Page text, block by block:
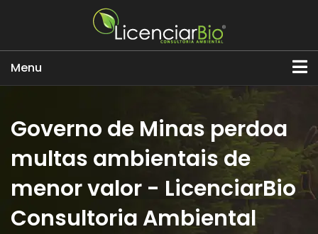
Menu
Governo de Minas perdoa
multas ambientais de
menor valor - LicenciarBio
Consultoria Ambiental